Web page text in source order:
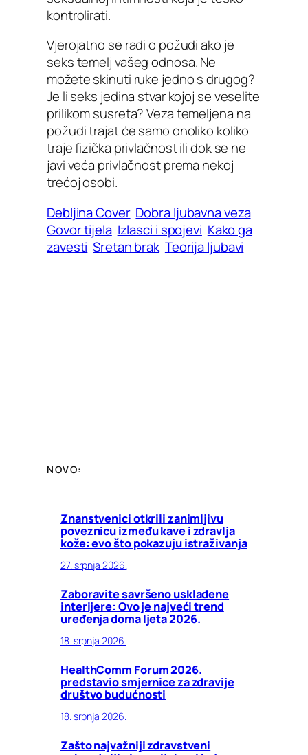
kontrolirati.
Vjerojatno se radi o požudi ako je
seks temelj vašeg odnosa. Ne
možete skinuti ruke jedno s drugog?
Je li seks jedina stvar kojoj se veselite
prilikom susreta? Veza temeljena na
požudi trajat će samo onoliko koliko
traje fizička privlačnost ili dok se ne
javi veća privlačnost prema nekoj
trećoj osobi.
Debljina Cover Dobra ljubavna veza
Govor tijela Izlasci i spojevi Kako ga
zavesti Sretan brak Teorija ljubavi
NOVO:
Znanstvenici otkrili zanimljivu
poveznicu između kave i zdravlja
kože: evo što pokazuju istraživanja
27. srpnja 2026.
Zaboravite savršeno usklađene
interijere: Ovo je najveći trend
uređenja doma ljeta 2026.
18. srpnja 2026.
HealthComm Forum 2026.
predstavio smjernice za zdravije
društvo budućnosti
18. srpnja 2026.
Zašto najvažniji zdravstveni